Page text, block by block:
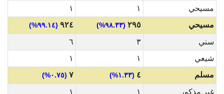
مسيحي
١
١
مسيحي
٢٩٥ (٩٨.٣٣%) ٩٢٤ (٩٩.١٤%)
سني ٣
٦
شيعي
١
١
مسلم
٤ (١.٣٣%) ٧ (٠.٧٥%)
غير مذكور ١ ١